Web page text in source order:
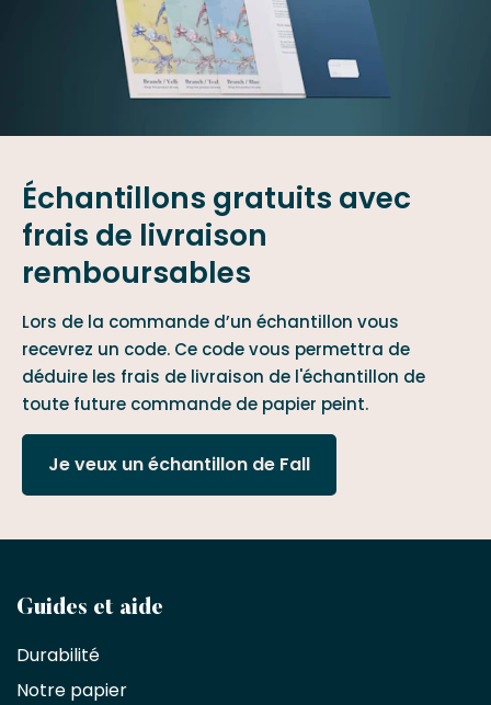
Échantillons gratuits avec
frais de livraison
remboursables
Lors de la commande d’un échantillon vous
recevrez un code. Ce code vous permettra de
déduire les frais de livraison de l'échantillon de
toute future commande de papier peint.
Je veux un échantillon de Fall
Devenez
partenaire
commercial
Guides et aide
Durabilité
Notre papier